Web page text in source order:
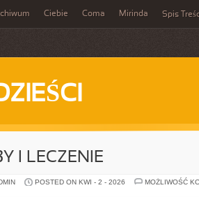
Ciebie Coma Mirinda Spis
I LECZENIE
POSTED ON KWI - 2 - 2026
MOŻLIWOŚĆ